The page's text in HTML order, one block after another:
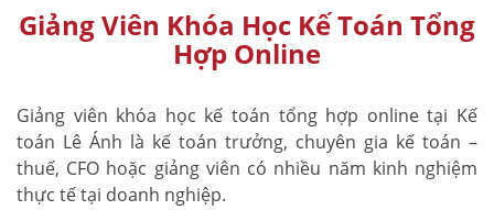
Giảng Viên Khóa Học Kế Toán Tổng
Hợp Online
Giảng viên khóa học kế toán tổng hợp online tại Kế
toán Lê Ánh là kế toán trưởng, chuyên gia kế toán –
thuế, CFO hoặc giảng viên có nhiều năm kinh nghiệm
thực tế tại doanh nghiệp.